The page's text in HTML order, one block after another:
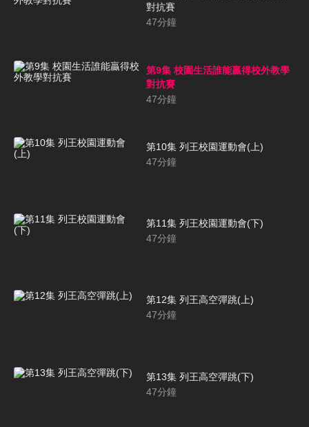
對抗賽
47分鐘
第9集 校園生活誰能贏得校外教學
對抗賽
47分鐘
第10集 列王校園運動會(上)
47分鐘
第11集 列王校園運動會(下)
47分鐘
第12集 列王高空彈跳(上)
47分鐘
第13集 列王高空彈跳(下)
47分鐘